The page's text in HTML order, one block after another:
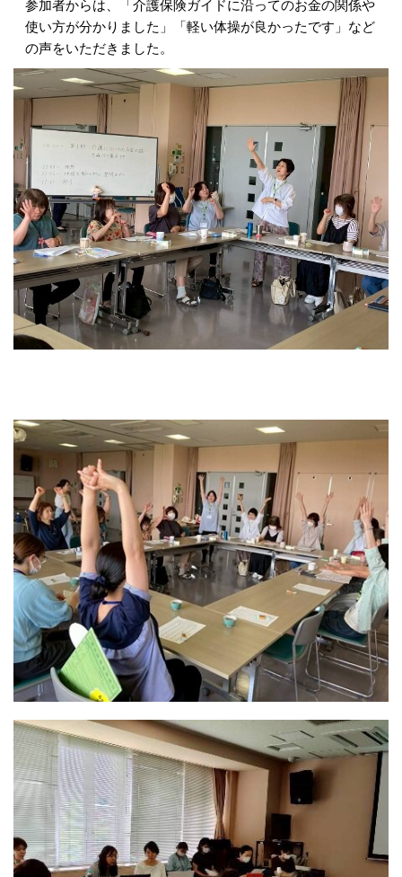
参加者からは、「介護保険ガイドに沿ってのお金の関係や
使い方が分かりました」「軽い体操が良かったです」など
の声をいただきました。